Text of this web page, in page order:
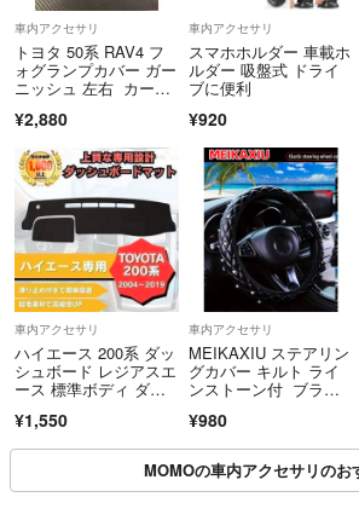
車内アクセサリ
トヨタ 50系 RAV4 フ
ォグランプカバー ガー
ニッシュ 左右 カーボ
¥2,880
車内アクセサリ
スマホホルダー 車載ホ
ルダー 吸盤式 ドライ
ブに便利
¥920
車内アクセサリ
ハイエース 200系 ダッ
シュボード レジアスエ
ース 標準ボディ ダッ
¥1,550
車内アクセサリ
MEIKAXIU ステアリン
グカバー キルト ライ
ンストーン付 ブラッ
¥980
MOMOの車内アクセサリのお